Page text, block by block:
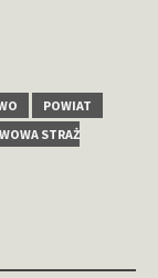
POWIAT
STRAŻ